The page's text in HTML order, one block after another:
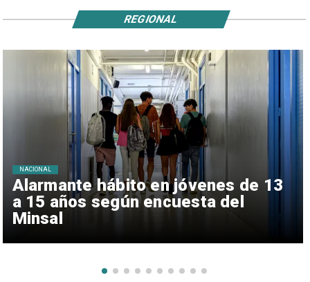
Alarmante hábito en jóvenes de 13
a 15 años según encuesta del
Minsal
NACIONAL
REGIONAL